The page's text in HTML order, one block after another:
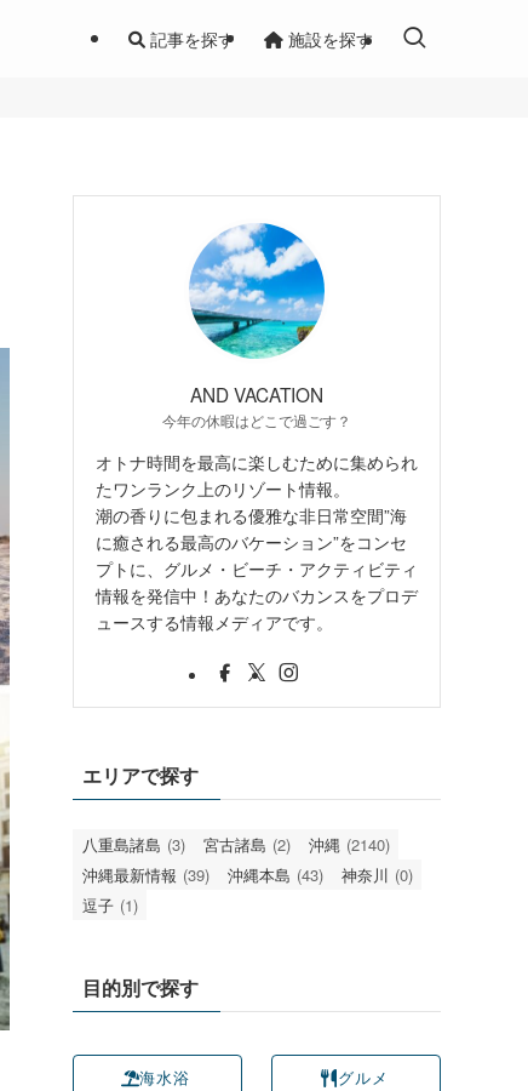
記事を探す 施設を探す
AND VACATION
今年の休暇はどこで過ごす？
オトナ時間を最高に楽しむために集められ
たワンランク上のリゾート情報。
潮の香りに包まれる優雅な非日常空間”海
に癒される最高のバケーション”をコンセ
プトに、グルメ・ビーチ・アクティビティ
情報を発信中！あなたのバカンスをプロデ
ュースする情報メディアです。
エリアで探す
八重島諸島 (3) 宮古諸島 (2) 沖縄 (2140)
沖縄最新情報 (39) 沖縄本島 (43) 神奈川 (0)
逗子 (1)
目的別で探す
海水浴 グルメ